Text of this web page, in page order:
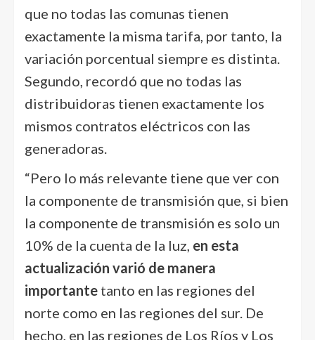
que no todas las comunas tienen
exactamente la misma tarifa, por tanto, la
variación porcentual siempre es distinta.
Segundo, recordó que no todas las
distribuidoras tienen exactamente los
mismos contratos eléctricos con las
generadoras.
“Pero lo más relevante tiene que ver con
la componente de transmisión que, si bien
la componente de transmisión es solo un
10% de la cuenta de la luz, en esta
actualización varió de manera
importante tanto en las regiones del
norte como en las regiones del sur. De
hecho, en las regiones de Los Ríos y Los